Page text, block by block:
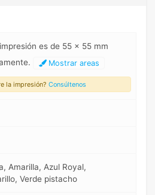
es de 55 x 55 mm
Mostrar areas
la impresión? Consúltenos
Amarilla, Azul Royal,
Verde pistacho